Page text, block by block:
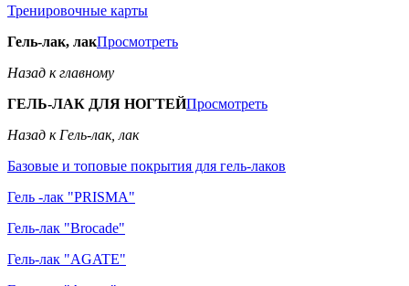
Тренировочные карты
Гель-лак, лакПросмотреть
Назад к главному
ГЕЛЬ-ЛАК ДЛЯ НОГТЕЙПросмотреть
Назад к Гель-лак, лак
Базовые и топовые покрытия для гель-лаков
Гель -лак "PRISMA"
Гель-лак "Brocade"
Гель-лак "AGATE"